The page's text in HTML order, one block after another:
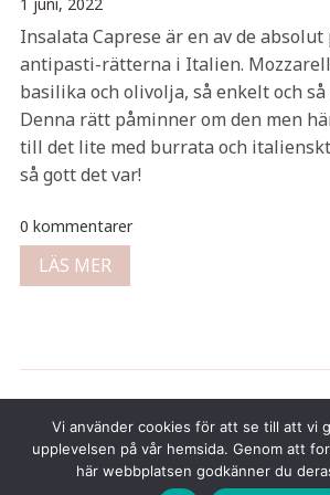
1 juni, 2022
Insalata Caprese är en av de
antipasti-rätterna i Italien.
basilika och olivolja, så enkelt och
Denna rätt påminner om den men
till det lite med burrata och
så gott det var!
0 kommentarer
LÄS MER
Vi använder cookies för att se till att vi
upplevelsen på vår hemsida. Genom att
här webbplatsen godkänner du